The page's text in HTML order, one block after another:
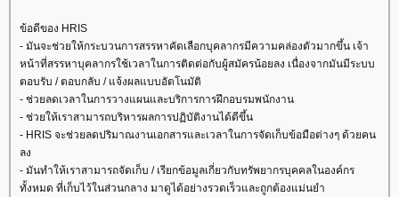
ข้อดีของ HRIS
- มันจะช่วยให้กระบวนการสรรหาคัดเลือกบุคลากรมีความคล่องตัวมากขึ้น เจ้า
หน้าที่สรรหาบุคลากรใช้เวลาในการติดต่อกับผู้สมัครน้อยลง เนื่องจากมันมีระบบ
ตอบรับ / ตอบกลับ / แจ้งผลแบบอัตโนมัติ
- ช่วยลดเวลาในการวางแผนและบริการการฝึกอบรมพนักงาน
- ช่วยให้เราสามารถบริหารผลการปฏิบัติงานได้ดีขึ้น
- HRIS จะช่วยลดปริมาณงานเอกสารและเวลาในการจัดเก็บข้อมือต่างๆ ด้วยคน
ลง
- มันทำให้เราสามารถจัดเก็บ / เรียกข้อมูลเกี่ยวกับทรัพยากรบุคคลในองค์กร
ทั้งหมด ที่เก็บไว้ในส่วนกลาง มาดูได้อย่างรวดเร็วและถูกต้องแม่นยำ